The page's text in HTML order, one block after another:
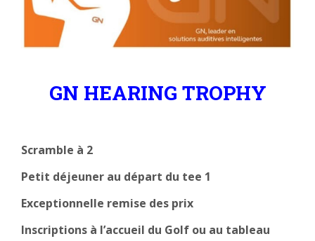
GN HEARING TROPHY
Scramble à 2
Petit déjeuner au départ du tee 1
Exceptionnelle remise des prix
Inscriptions à l’accueil du Golf ou au tableau